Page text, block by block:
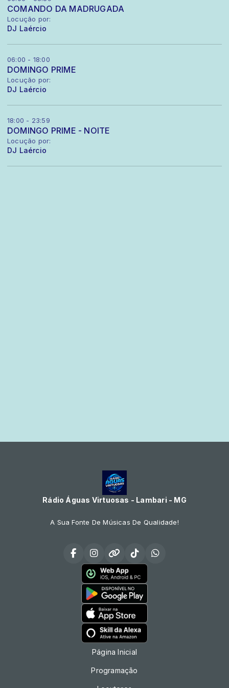
COMANDO DA MADRUGADA
Locução por:
DJ Laércio
06:00 - 18:00
DOMINGO PRIME
Locução por:
DJ Laércio
18:00 - 23:59
DOMINGO PRIME - NOITE
Locução por:
DJ Laércio
Rádio Águas Virtuosas - Lambari - MG
A Sua Fonte De Músicas De Qualidade!
Página Inicial
Programação